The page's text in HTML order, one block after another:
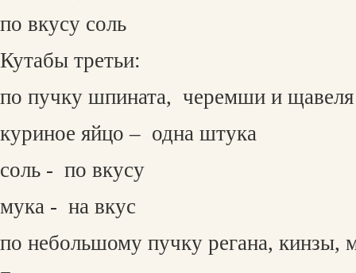
по вкусу соль
Кутабы третьи:
по пучку шпината, черемши и щавеля
куриное яйцо – одна штука
соль - по вкусу
мука - на вкус
по небольшому пучку регана, кинзы,